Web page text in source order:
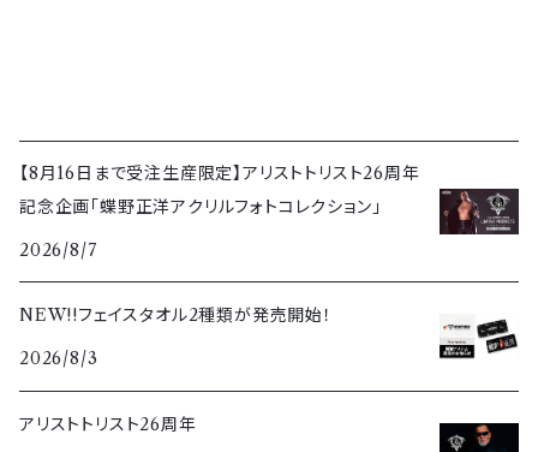
【8月16日まで受注生産限定】アリストトリスト26周年
記念企画「蝶野正洋アクリルフォトコレクション」
2026/8/7
NEW!!フェイスタオル2種類が発売開始！
2026/8/3
アリストトリスト26周年